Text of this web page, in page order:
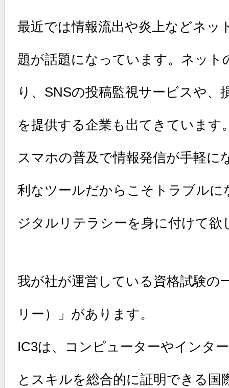
最近では情報流出や炎上などネッ
題が話題になっています。ネット
り、SNSの投稿監視サービスや、
を提供する企業も出てきています
スマホの普及で情報発信が手軽に
利なツールだからこそトラブル
ジタルリテラシーを身に付けて欲
我が社が運営している資格試験の
リー）」があります。
IC3は、コンピューターやインタ
とスキルを総合的に証明できる国